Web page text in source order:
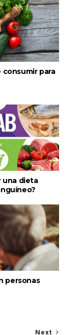
para
una dieta
personas
Next